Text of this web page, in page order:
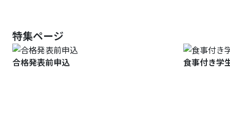
特集ページ
合格発表前申込 食事付き学